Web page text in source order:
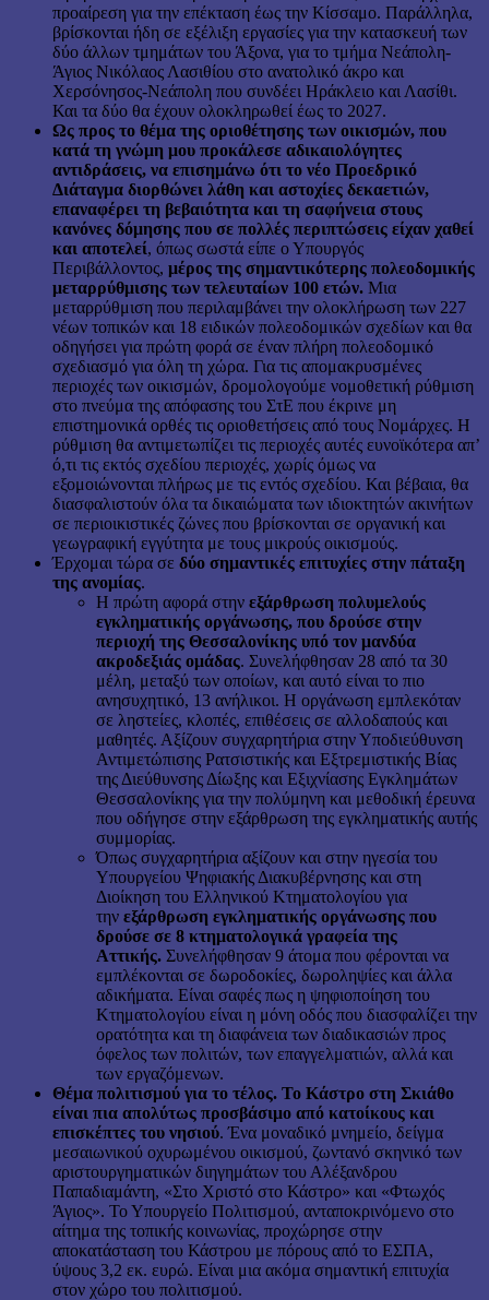
προαίρεση για την επέκταση έως την Κίσσαμο. Παράλληλα,
βρίσκονται ήδη σε εξέλιξη εργασίες για την κατασκευή των
δύο άλλων τμημάτων του Άξονα, για το τμήμα Νεάπολη-
Άγιος Νικόλαος Λασιθίου στο ανατολικό άκρο και
Χερσόνησος-Νεάπολη που συνδέει Ηράκλειο και Λασίθι.
Και τα δύο θα έχουν ολοκληρωθεί έως το 2027.
Ως προς το θέμα της οριοθέτησης των οικισμών, που
κατά τη γνώμη μου προκάλεσε αδικαιολόγητες
αντιδράσεις, να επισημάνω ότι το νέο Προεδρικό
Διάταγμα διορθώνει λάθη και αστοχίες δεκαετιών,
επαναφέρει τη βεβαιότητα και τη σαφήνεια στους
κανόνες δόμησης που σε πολλές περιπτώσεις είχαν χαθεί
και αποτελεί, όπως σωστά είπε ο Υπουργός
Περιβάλλοντος, μέρος της σημαντικότερης πολεοδομικής
μεταρρύθμισης των τελευταίων 100 ετών. Μια
μεταρρύθμιση που περιλαμβάνει την ολοκλήρωση των 227
νέων τοπικών και 18 ειδικών πολεοδομικών σχεδίων και θα
οδηγήσει για πρώτη φορά σε έναν πλήρη πολεοδομικό
σχεδιασμό για όλη τη χώρα. Για τις απομακρυσμένες
περιοχές των οικισμών, δρομολογούμε νομοθετική ρύθμιση
στο πνεύμα της απόφασης του ΣτΕ που έκρινε μη
επιστημονικά ορθές τις οριοθετήσεις από τους Νομάρχες. Η
ρύθμιση θα αντιμετωπίζει τις περιοχές αυτές ευνοϊκότερα απ’
ό,τι τις εκτός σχεδίου περιοχές, χωρίς όμως να
εξομοιώνονται πλήρως με τις εντός σχεδίου. Και βέβαια, θα
διασφαλιστούν όλα τα δικαιώματα των ιδιοκτητών ακινήτων
σε περιοικιστικές ζώνες που βρίσκονται σε οργανική και
γεωγραφική εγγύτητα με τους μικρούς οικισμούς.
Έρχομαι τώρα σε δύο σημαντικές επιτυχίες στην πάταξη
της ανομίας.
Η πρώτη αφορά στην εξάρθρωση πολυμελούς
εγκληματικής οργάνωσης, που δρούσε στην
περιοχή της Θεσσαλονίκης υπό τον μανδύα
ακροδεξιάς ομάδας. Συνελήφθησαν 28 από τα 30
μέλη, μεταξύ των οποίων, και αυτό είναι το πιο
ανησυχητικό, 13 ανήλικοι. Η οργάνωση εμπλεκόταν
σε ληστείες, κλοπές, επιθέσεις σε αλλοδαπούς και
μαθητές. Αξίζουν συγχαρητήρια στην Υποδιεύθυνση
Αντιμετώπισης Ρατσιστικής και Εξτρεμιστικής Βίας
της Διεύθυνσης Δίωξης και Εξιχνίασης Εγκλημάτων
Θεσσαλονίκης για την πολύμηνη και μεθοδική έρευνα
που οδήγησε στην εξάρθρωση της εγκληματικής αυτής
συμμορίας.
Όπως συγχαρητήρια αξίζουν και στην ηγεσία του
Υπουργείου Ψηφιακής Διακυβέρνησης και στη
Διοίκηση του Ελληνικού Κτηματολογίου για
την εξάρθρωση εγκληματικής οργάνωσης που
δρούσε σε 8 κτηματολογικά γραφεία της
Αττικής. Συνελήφθησαν 9 άτομα που φέρονται να
εμπλέκονται σε δωροδοκίες, δωροληψίες και άλλα
αδικήματα. Είναι σαφές πως η ψηφιοποίηση του
Κτηματολογίου είναι η μόνη οδός που διασφαλίζει την
ορατότητα και τη διαφάνεια των διαδικασιών προς
όφελος των πολιτών, των επαγγελματιών, αλλά και
των εργαζόμενων.
Θέμα πολιτισμού για το τέλος. Το Κάστρο στη Σκιάθο
είναι πια απολύτως προσβάσιμο από κατοίκους και
επισκέπτες του νησιού. Ένα μοναδικό μνημείο, δείγμα
μεσαιωνικού οχυρωμένου οικισμού, ζωντανό σκηνικό των
αριστουργηματικών διηγημάτων του Αλέξανδρου
Παπαδιαμάντη, «Στο Χριστό στο Κάστρο» και «Φτωχός
Άγιος». Το Υπουργείο Πολιτισμού, ανταποκρινόμενο στο
αίτημα της τοπικής κοινωνίας, προχώρησε στην
αποκατάσταση του Κάστρου με πόρους από το ΕΣΠΑ,
ύψους 3,2 εκ. ευρώ. Είναι μια ακόμα σημαντική επιτυχία
στον χώρο του πολιτισμού.